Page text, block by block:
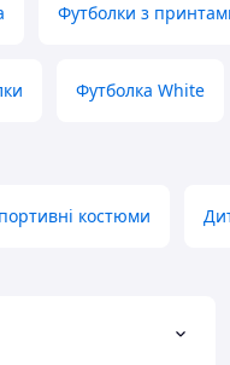
Футболки з
Футболка White
костюми